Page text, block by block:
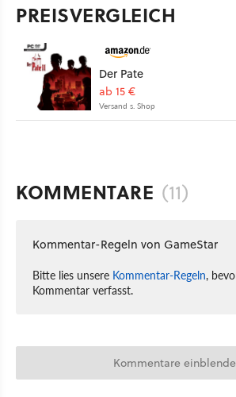
PREISVERGLEICH
Der Pate
ab 15 €
Versand s. Shop
KOMMENTARE (11)
Kommentar-Regeln von GameStar
Bitte lies unsere Kommentar-Regeln,
Kommentar verfasst.
Kommentare